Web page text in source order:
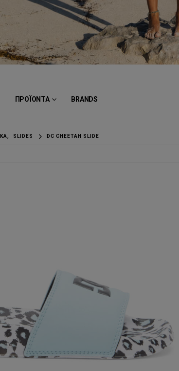
ΠΡΟΪΟΝΤΑ BRANDS
SLIDES DC CHEETAH SLIDE